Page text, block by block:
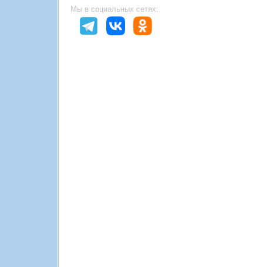
Мы в социальных сетях: